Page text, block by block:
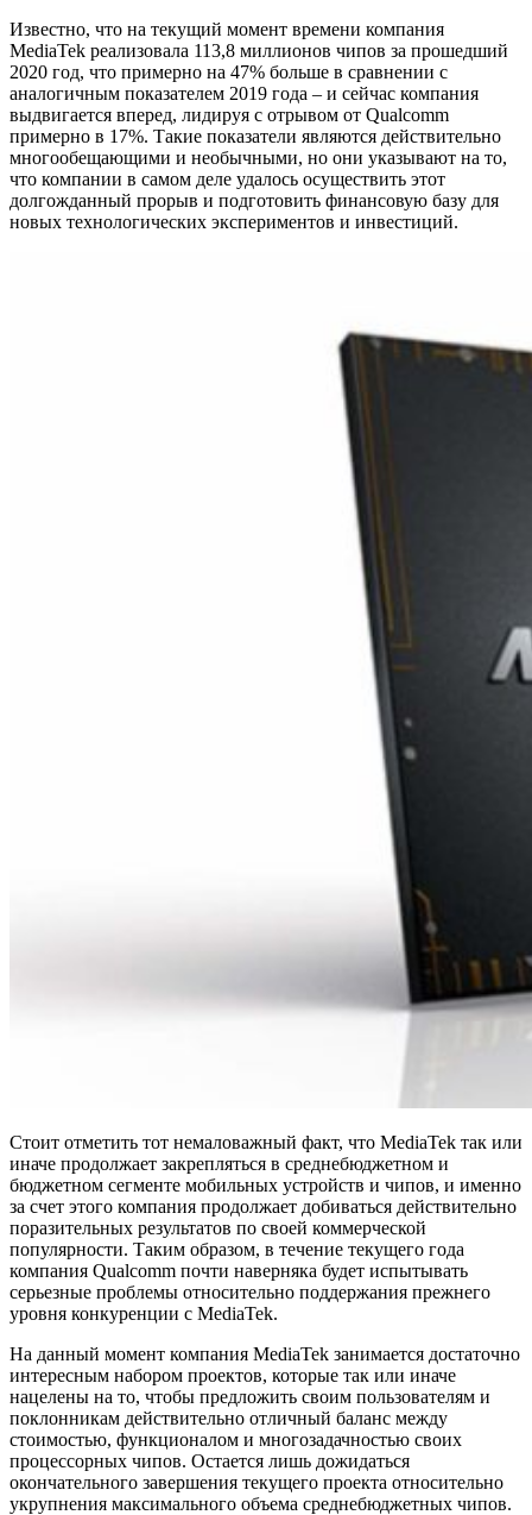
Известно, что на текущий момент времени компания
MediaTek реализовала 113,8 миллионов чипов за прошедший
2020 год, что примерно на 47% больше в сравнении с
аналогичным показателем 2019 года – и сейчас компания
выдвигается вперед, лидируя с отрывом от Qualcomm
примерно в 17%. Такие показатели являются действительно
многообещающими и необычными, но они указывают на то,
что компании в самом деле удалось осуществить этот
долгожданный прорыв и подготовить финансовую базу для
новых технологических экспериментов и инвестиций.
Стоит отметить тот немаловажный факт, что MediaTek так или
иначе продолжает закрепляться в среднебюджетном и
бюджетном сегменте мобильных устройств и чипов, и именно
за счет этого компания продолжает добиваться действительно
поразительных результатов по своей коммерческой
популярности. Таким образом, в течение текущего года
компания Qualcomm почти наверняка будет испытывать
серьезные проблемы относительно поддержания прежнего
уровня конкуренции с MediaTek.
На данный момент компания MediaTek занимается достаточно
интересным набором проектов, которые так или иначе
нацелены на то, чтобы предложить своим пользователям и
поклонникам действительно отличный баланс между
стоимостью, функционалом и многозадачностью своих
процессорных чипов. Остается лишь дожидаться
окончательного завершения текущего проекта относительно
укрупнения максимального объема среднебюджетных чипов.